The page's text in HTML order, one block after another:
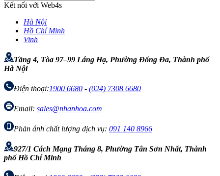
Kết nối với Web4s
Hà Nội
Hồ Chí Minh
Vinh
Tầng 4, Tòa 97–99 Láng Hạ, Phường Đống Đa, Thành phố
Hà Nội
Điện thoại:1900 6680 - (024) 7308 6680
Email: sales@nhanhoa.com
Phản ánh chất lượng dịch vụ: 091 140 8966
927/1 Cách Mạng Tháng 8, Phường Tân Sơn Nhất, Thành
phố Hồ Chí Minh